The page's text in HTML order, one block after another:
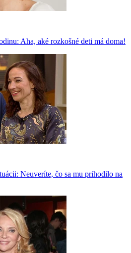
Aha, aké rozkošné deti má doma!
Neuveríte, čo sa mu prihodilo na